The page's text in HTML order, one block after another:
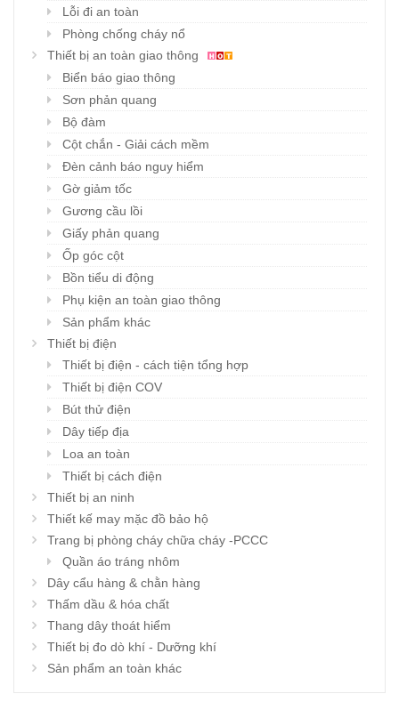
Lỗi đi an toàn
Phòng chống cháy nổ
Thiết bị an toàn giao thông
Biển báo giao thông
Sơn phản quang
Bộ đàm
Cột chắn - Giải cách mềm
Đèn cảnh báo nguy hiểm
Gờ giảm tốc
Gương cầu lồi
Giấy phản quang
Ốp góc cột
Bồn tiểu di động
Phụ kiện an toàn giao thông
Sản phẩm khác
Thiết bị điện
Thiết bị điện - cách tiện tổng hợp
Thiết bị điện COV
Bút thử điện
Dây tiếp địa
Loa an toàn
Thiết bị cách điện
Thiết bị an ninh
Thiết kế may mặc đồ bảo hộ
Trang bị phòng cháy chữa cháy -PCCC
Quần áo tráng nhôm
Dây cẩu hàng & chằn hàng
Thấm dầu & hóa chất
Thang dây thoát hiểm
Thiết bị đo dò khí - Dưỡng khí
Sản phẩm an toàn khác